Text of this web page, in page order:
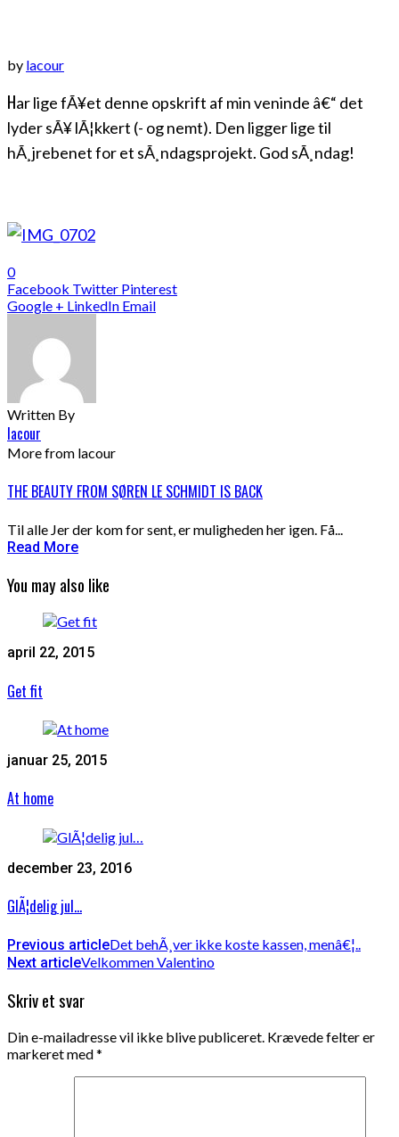
by lacour
Har lige fÃ¥et denne opskrift af min veninde â€“ det
lyder sÃ¥ lÃ¦kkert (- og nemt). Den ligger lige til
hÃ¸jrebenet for et sÃ¸ndagsprojekt. God sÃ¸ndag!
0
Facebook Twitter Pinterest
Google + LinkedIn Email
Written By
lacour
More from lacour
THE BEAUTY FROM SØREN LE SCHMIDT IS BACK
Til alle Jer der kom for sent, er muligheden her igen. Få...
Read More
You may also like
april 22, 2015
Get fit
januar 25, 2015
At home
december 23, 2016
GlÃ¦delig jul…
Previous articleDet behÃ¸ver ikke koste kassen, menâ€¦..
Next articleVelkommen Valentino
Skriv et svar
Din e-mailadresse vil ikke blive publiceret. Krævede felter er
markeret med*